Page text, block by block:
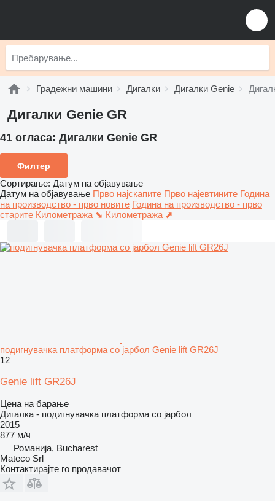
Градежни машини Дигалки Дигалки Genie
Дигалки Genie GR
41 огласа: Дигалки Genie GR
Филтер
Сортирање: Датум на објавување
Датум на објавување Прво најскапите Прво најевтините Година
на производство - прво новите Година на производство - прво
старите Километража ⬊ Километража ⬈
подигнувачка платформа со јарбол Genie lift GR26J
12
Genie lift GR26J
Цена на барање
Дигалка - подигнувачка платформа со јарбол
2015
877 м/ч
Романија, Bucharest
Mateco Srl
Контактирајте го продавачот